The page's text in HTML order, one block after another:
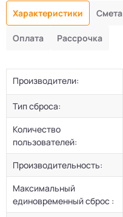
Характеристики Смета
Оплата Рассрочка
Производители:
Тип сброса:
Количество
пользователей:
Производительность:
Максимальный
единовременный сброс :